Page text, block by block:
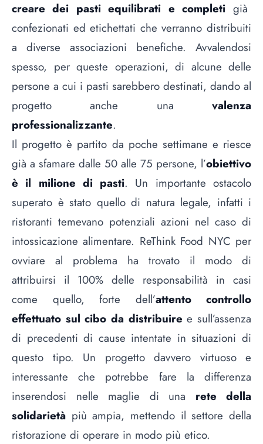
creare dei pasti equilibrati e completi già
confezionati ed etichettati che verranno distribuiti
a diverse associazioni benefiche. Avvalendosi
spesso, per queste operazioni, di alcune delle
persone a cui i pasti sarebbero destinati, dando al
progetto anche una valenza
professionalizzante.
Il progetto è partito da poche settimane e riesce
già a sfamare dalle 50 alle 75 persone, l’obiettivo
è il milione di pasti. Un importante ostacolo
superato è stato quello di natura legale, infatti i
ristoranti temevano potenziali azioni nel caso di
intossicazione alimentare. ReThink Food NYC per
ovviare al problema ha trovato il modo di
attribuirsi il 100% delle responsabilità in casi
come quello, forte dell’attento controllo
effettuato sul cibo da distribuire e sull’assenza
di precedenti di cause intentate in situazioni di
questo tipo. Un progetto davvero virtuoso e
interessante che potrebbe fare la differenza
inserendosi nelle maglie di una rete della
solidarietà più ampia, mettendo il settore della
ristorazione di operare in modo più etico.